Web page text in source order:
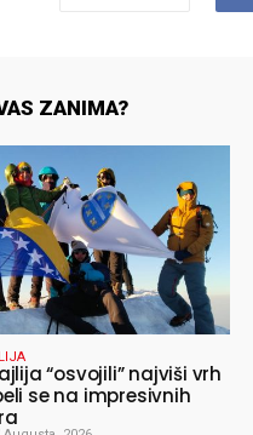
ZANIMA?
“osvojili” najviši vrh
se na impresivnih